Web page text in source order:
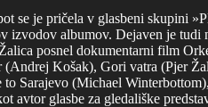
se je pričela v glasbeni skupini
izvodov albumov. Dejaven je
posnel dokumentarni film
(Andrej Košak), Gori vatra (Pjer
Sarajevo (Michael
avtor glasbe za gledališke